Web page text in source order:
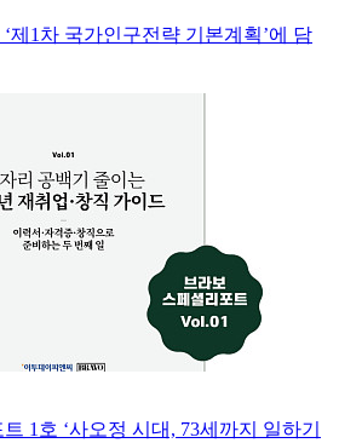
제1차 국가인구전략 기본계획’에 담
1호 ‘사오정 시대, 73세까지 일하기